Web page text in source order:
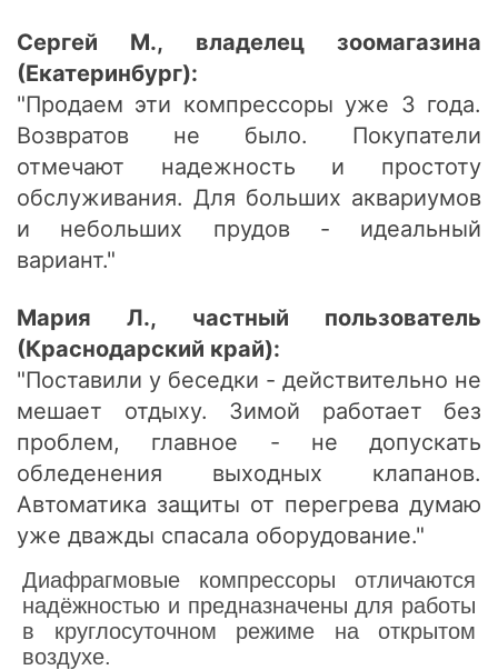
Сергей М., владелец зоомагазина
(Екатеринбург):
"Продаем эти компрессоры уже 3 года.
Возвратов не было. Покупатели
отмечают надежность и простоту
обслуживания. Для больших аквариумов
и небольших прудов - идеальный
вариант."
Мария Л., частный пользователь
(Краснодарский край):
"Поставили у беседки - действительно не
мешает отдыху. Зимой работает без
проблем, главное - не допускать
обледенения выходных клапанов.
Автоматика защиты от перегрева думаю
уже дважды спасала оборудование."
Диафрагмовые компрессоры отличаются
надёжностью и предназначены для работы
в круглосуточном режиме на открытом
воздухе.